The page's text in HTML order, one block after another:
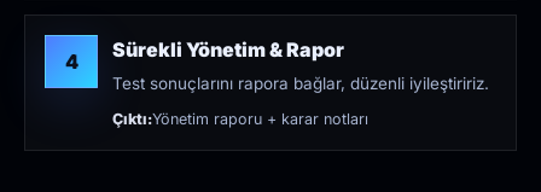
4 Sürekli Yönetim & Rapor
Test sonuçlarını rapora bağlar, düzenli iyileştiririz.
Çıktı:Yönetim raporu + karar notları